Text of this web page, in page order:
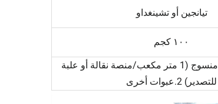
تيانجين أو تشينغداو
١٠٠ كجم
1.20 كجم/كيس منسوج (1 متر مكعب/منصة نقالة أو علبة
للتصدير) 2.عبوات أخرى